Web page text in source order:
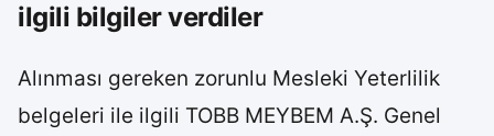
ilgili bilgiler verdiler
Alınması gereken zorunlu Mesleki Yeterlilik
belgeleri ile ilgili TOBB MEYBEM A.Ş. Genel